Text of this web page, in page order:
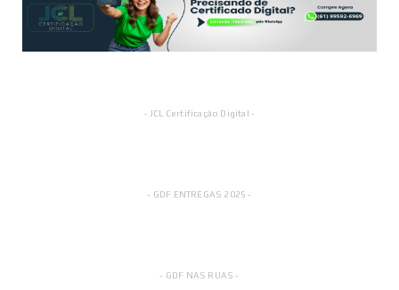
- JCL Certificação Digital -
- GDF ENTREGAS 2025 -
- GDF NAS RUAS -